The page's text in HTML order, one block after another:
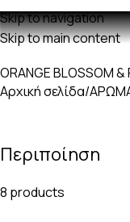
Skip to navigation
Skip to main content
ORANGE BLOSSOM &
Αρχική σελίδα
Περιποίηση
8 products